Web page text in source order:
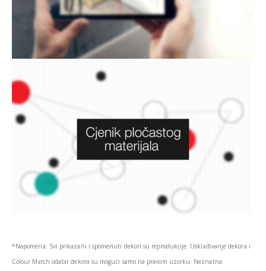
*Napomena: Svi prikazani i spomenuti dekori su reprodukcije. Usklađivanje dekora i
Colour Match odabir dekora su mogući samo na pravom uzorku. Neznatna